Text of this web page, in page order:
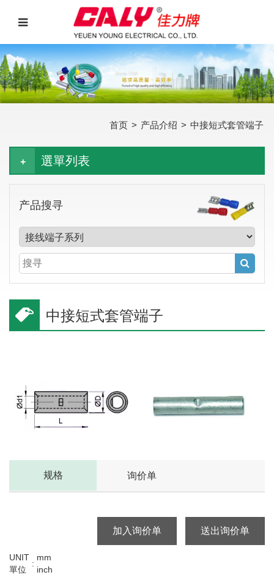
首页 > 产品介绍 > 中接短式套管端子
選單列表
产品搜寻
中接短式套管端子
规格 询价单
加入询价单 送出询价单
UNIT
:
mm
單位
inch